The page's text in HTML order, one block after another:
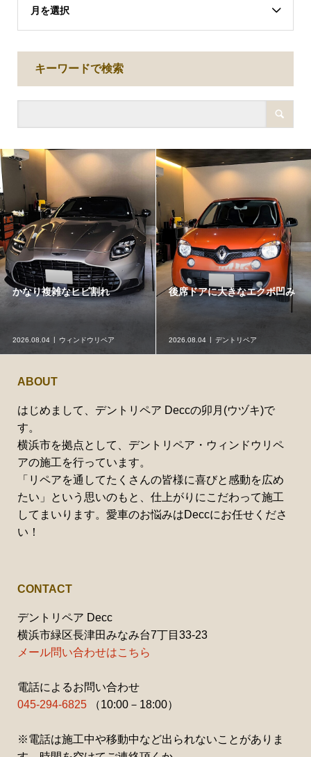
月を選択
キーワードで検索
かなり複雑なヒビ割れ
2026.08.04 ウィンドウリペア
後席ドアに大きなエクボ凹み
2026.08.04 デントリペア
ABOUT
はじめまして、デントリペア Deccの卯月(ウヅキ)で
す。
横浜市を拠点として、デントリペア・ウィンドウリペ
アの施工を行っています。
「リペアを通してたくさんの皆様に喜びと感動を広め
たい」という思いのもと、仕上がりにこだわって施工
してまいります。愛車のお悩みはDeccにお任せくださ
い！
CONTACT
デントリペア Decc
横浜市緑区長津田みなみ台7丁目33-23
メール問い合わせはこちら
電話によるお問い合わせ
045-294-6825（10:00－18:00）
※電話は施工中や移動中など出られないことがありま